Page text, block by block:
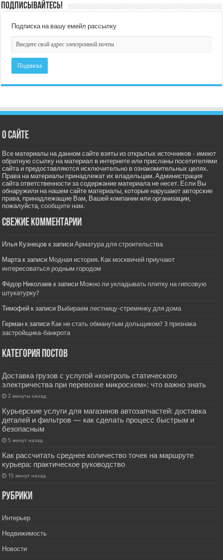
Подписывайтесь!
Подписка на вашу емейл рассылку
О сайте
Все материалы на данном сайте взяты из открытых источников - имеют
обратную ссылку на материал в интернете или присланы посетителями
сайта и предоставляются исключительно в ознакомительных целях.
Права на материалы принадлежат их владельцам. Администрация
сайта ответственности за содержание материала не несет. Если Вы
обнаружили на нашем сайте материалы, которые нарушают авторские
права, принадлежащие Вам, Вашей компании или организации,
пожалуйста,сообщите нам.
Свежие комментарии
Илья Кузнецов к записиАрматура для строительства
Мартак записи Модная история. Как москвичей приучают
интересоваться родным городом
Фёдор Николаев к записи Можно ли укладывать плитку на гипсовую
штукатурку?
Тимофей к записи Выбираем лестницу-стремянку для дома
Герман к записи Как не стать обманутым дольщиком? 3 признака
застройщика-банкрота
Категория постов
Доставка грузов с услугой «контроль статического
электричества при перевозке микросхем»: что важно знать
2 минуты назад
Курьерские услуги для магазинов автозапчастей: доставка
деталей и фильтров — как сделать процесс быстрым и
безопасным
5 минут назад
Как рассчитать среднее количество точек на маршруте
курьера: практическое руководство
15 минут назад
РУбрики
Интерьер
Недвижимость
Новости